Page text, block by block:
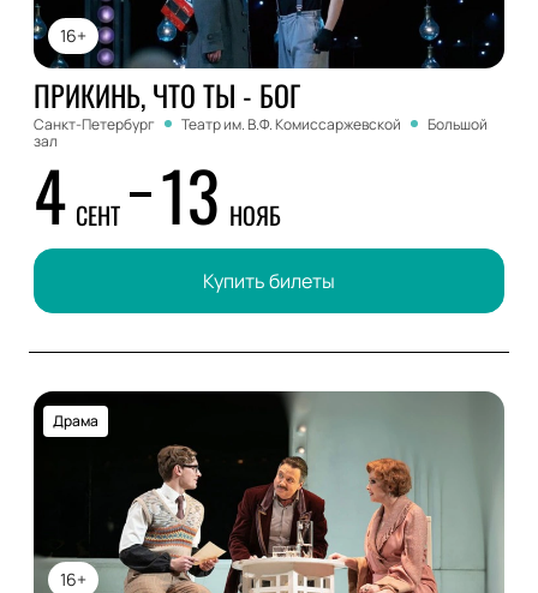
16+
ПРИКИНЬ, ЧТО ТЫ - БОГ
Санкт-Петербург Театр им. В.Ф. Комиссаржевской
Большой
зал
4 СЕНТ 13 НОЯБ
Купить билеты
16+
Драма